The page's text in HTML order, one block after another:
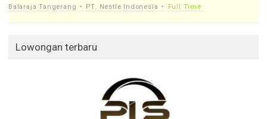
Balaraja Tangerang PT. Nestle Indonesia Full Time
Lowongan terbaru